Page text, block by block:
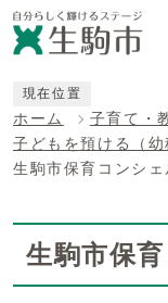
現在位置
ホーム
子育て・
子どもを預ける（幼
生駒市保育コンシェ
生駒市保